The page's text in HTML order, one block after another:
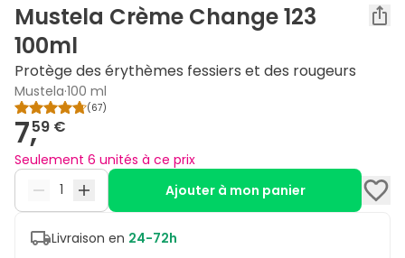
Mustela Crème Change 123
100ml
Protège des érythèmes fessiers et des rougeurs
Mustela·100 ml
(67)
7,59 €
Seulement 6 unités à ce prix
Ajouter à mon panier
Livraison en 24-72h